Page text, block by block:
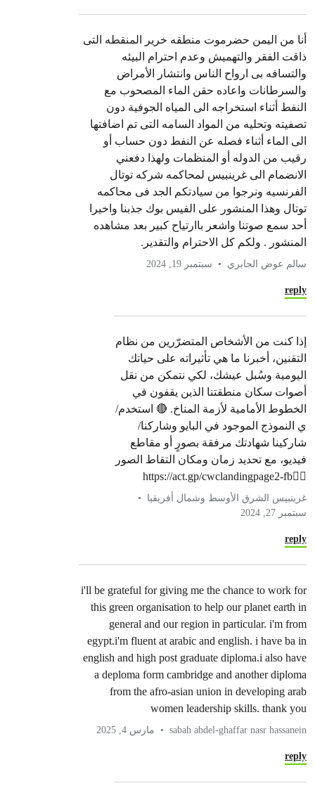
أنا من اليمن حضرموت منطقه خرير المنقطه التى
ذاقت الفقر والتهميش وعدم احترام البيئه
والتسافه بى ارواح الناس وانتشار الأمراض
والسرطانات واعاده حقن الماء المصحوب مع
النفط أثناء استخراجه الى المياه الجوفية دون
تصفيته وتحليه من المواد السامه التى تم اضافتها
الى الماء أثناء فصله عن النفط دون حساب أو
رقيب من الدوله أو المنظمات ولهذا دفعني
الانضمام الى غرينبيس لمحاكمه شركه توتال
الفرنسيه ونرجوا من سيادتكم الجد فى محاكمه
توتال وهذا المنشور على الفيس بوك جذبنا واخيرا
أحد سمع صوتنا واشعر باارتياح كبير بعد مشاهده
المنشور . ولكم كل الاحترام والتقدير.
سالم عوض الجابري سبتمبر 19, 2024
reply
إذا كنت من الأشخاص المتضرّرين من نظام
التقنين، أخبرنا ما هي تأثيراته على حياتك
اليومية وسُبل عيشك، لكي نتمكن من نقل
أصوات سكان منطقتنا الذين يقفون في
الخطوط الأمامية لأزمة المناخ. 🔴 استخدم/
ي النموذج الموجود في البايو وشاركنا/
شاركينا شهادتك مرفقة بصورٍ أو مقاطع
فيديو، مع تحديد زمان ومكان التقاط الصور
👈🏼https://act.gp/cwclandingpage2-fb
غرينبيس الشرق الأوسط وشمال أفريقيا
سبتمبر 27, 2024
reply
i'll be grateful for giving me the chance to work for
this green organisation to help our planet earth in
general and our region in particular. i'm from
egypt.i'm fluent at arabic and english. i have ba in
english and high post graduate diploma.i also have
a deploma form cambridge and another diploma
from the afro-asian union in developing arab
women leadership skills. thank you
sabah abdel-ghaffar nasr hassanein مارس 4, 2025
reply